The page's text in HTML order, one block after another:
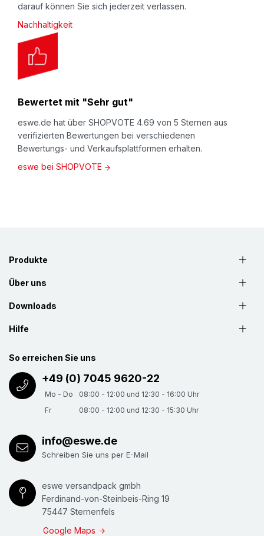
darauf können Sie sich jederzeit verlassen.
Nachhaltigkeit
Bewertet mit "Sehr gut"
eswe.de hat über SHOPVOTE 4.69 von 5 Sternen aus
verifizierten Bewertungen bei verschiedenen
Bewertungs- und Verkaufsplattformen erhalten.
eswe bei SHOPVOTE
Produkte
Über uns
Downloads
Hilfe
So erreichen Sie uns
+49 (0) 7045 9620-22
Mo - Do
08:00 - 12:00 und 12:30 - 16:00 Uhr
Fr
08:00 - 12:00 und 12:30 - 15:30 Uhr
info@eswe.de
Schreiben Sie uns per E-Mail
eswe versandpack gmbh
Ferdinand-von-Steinbeis-Ring 19
75447 Sternenfels
Google Maps